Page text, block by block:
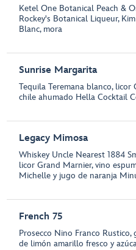
Ketel One Botanical Peach &
Rockey's Botanical Liqueur,
Blanc, mora
Sunrise Margarita
Tequila Teremana blanco, licor
chile ahumado Hella Cocktail
Legacy Mimosa
Whiskey Uncle Nearest 1884
licor Grand Marnier, vino
Michelle y jugo de naranja
French 75
Prosecco Nino Franco Rustico,
de limón amarillo fresco y